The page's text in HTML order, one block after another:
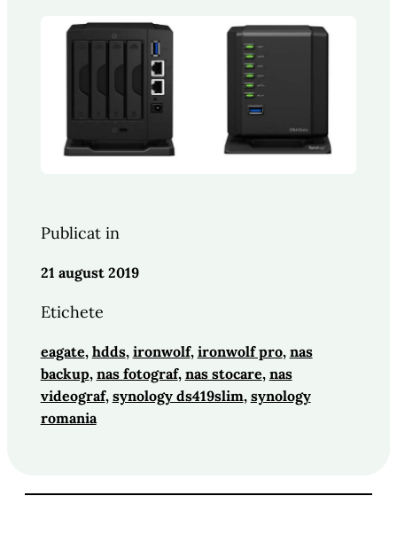
Publicat in
21 august 2019
Etichete
eagate, hdds, ironwolf, ironwolf pro, nas
backup, nas fotograf, nas stocare, nas
videograf, synology ds419slim, synology
romania